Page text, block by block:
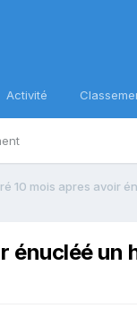
Activité
10 mois apres avoir
énucléé un